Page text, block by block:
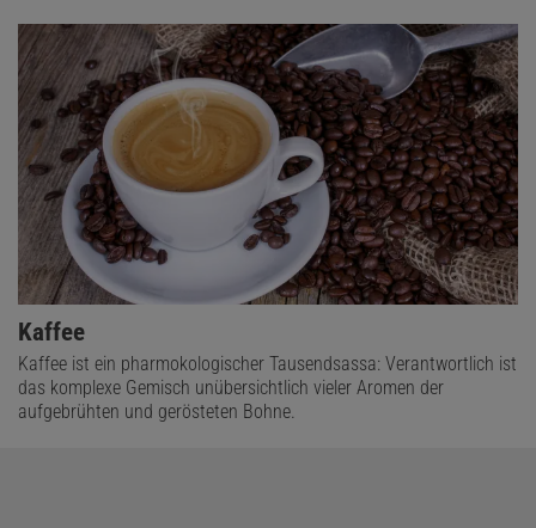
Kaffee
Kaffee ist ein pharmokologischer Tausendsassa: Verantwortlich ist
das komplexe Gemisch unübersichtlich vieler Aromen der
aufgebrühten und gerösteten Bohne.